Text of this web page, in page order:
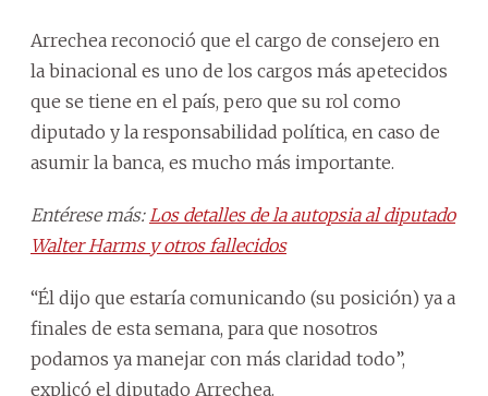
Arrechea reconoció que el cargo de consejero en
la binacional es uno de los cargos más apetecidos
que se tiene en el país, pero que su rol como
diputado y la responsabilidad política, en caso de
asumir la banca, es mucho más importante.
Entérese más: Los detalles de la autopsia al diputado
Walter Harms y otros fallecidos
“Él dijo que estaría comunicando (su posición) ya a
finales de esta semana, para que nosotros
podamos ya manejar con más claridad todo”,
explicó el diputado Arrechea.